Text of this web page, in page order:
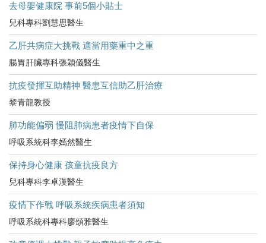
去母嬰健康院 事前5個小貼士
兒科專科劉慧思醫生
乙肝共病症大挑戰 適當用藥重中之重
腸胃肝臟專科張穎儀醫生
抗疫發揮互助精神 醫患互信助乙肝治療
黎青龍教授
肺功能偏弱 慢阻肺病患者疫情下自保
呼吸系統科李嫣然醫生
保持身心健康 孩童抗疫良方
兒科專科李卓漢醫生
疫情下作戰 呼吸系統疾病患者須知
呼吸系統科專科廖頌雅醫生